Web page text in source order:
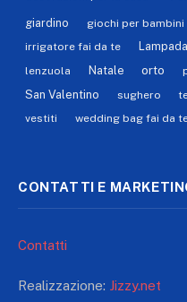
giardino giochi per bambini
irrigatore fai da te
Lampada
lenzuola
Natale orto
San Valentino
sughero
vestiti
wedding bag fai da
CONTATTI E
Contatti
Realizzazione: Jizzy.net